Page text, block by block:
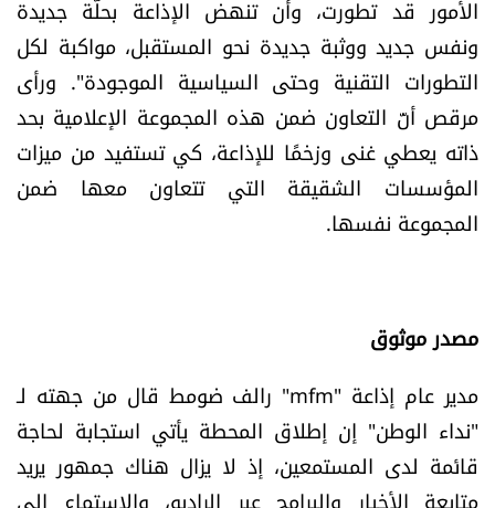
شروط الإشتراك
Digital solutions by
الأمور قد تطورت، وأن تنهض الإذاعة بحلّة جديدة
ونفس جديد ووثبة جديدة نحو المستقبل، مواكبة لكل
التطورات التقنية وحتى السياسية الموجودة". ورأى
مرقص أنّ التعاون ضمن هذه المجموعة الإعلامية بحد
ذاته يعطي غنى وزخمًا للإذاعة، كي تستفيد من ميزات
المؤسسات الشقيقة التي تتعاون معها ضمن
المجموعة نفسها.
مصدر موثوق
مدير عام إذاعة "mfm" رالف ضومط قال من جهته لـ
"نداء الوطن" إن إطلاق المحطة يأتي استجابة لحاجة
قائمة لدى المستمعين، إذ لا يزال هناك جمهور يريد